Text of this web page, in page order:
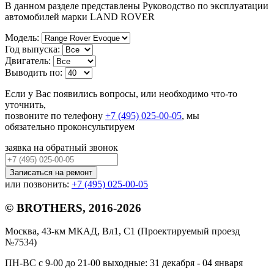
В данном разделе представлены Руководство по эксплуатации
автомобилей марки LAND ROVER
Модель:
Год выпуска:
Двигатель:
Выводить по:
Если у Вас появились вопросы, или необходимо что-то
уточнить,
позвоните по телефону +7 (495) 025-00-05, мы
обязательно проконсультируем
заявка на обратный звонок
Записаться на ремонт
или позвонить: +7 (495) 025-00-05
© BROTHERS, 2016-2026
Москва, 43-км МКАД, Вл1, С1 (Проектируемый проезд
№7534)
ПН-ВС с 9-00 до 21-00 выходные: 31 декабря - 04 января